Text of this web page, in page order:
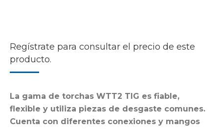
Regístrate para consultar el precio de este
producto.
La gama de torchas WTT2 TIG es fiable,
flexible y utiliza piezas de desgaste comunes.
Cuenta con diferentes conexiones y mangos